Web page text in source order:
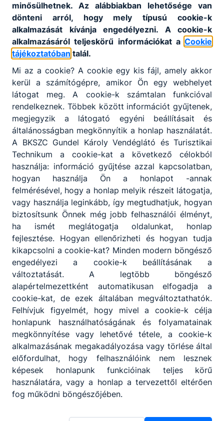
Iskolánk nem indít jelenleg
költségtérítéses tanfolyamokat. Így nem
tudunk kedvezményeket nyújtani.
További részletek:
Partnereink
minősülhetnek. Az alábbiakban lehetősége van
dönteni arról, hogy mely típusú cookie-k
alkalmazását kívánja engedélyezni. A cookie-k
alkalmazásáról teljeskörű információkat a Cookie
tájékoztatóban talál.
Mi az a cookie? A cookie egy kis fájl, amely akkor
kerül a számítógépre, amikor Ön egy webhelyet
látogat meg. A cookie-k számtalan funkcióval
rendelkeznek. Többek között információt gyűjtenek,
megjegyzik a látogató egyéni beállításait és
általánosságban megkönnyítik a honlap használatát.
A BKSZC Gundel Károly Vendéglátó és Turisztikai
Technikum a cookie-kat a következő célokból
használja: információ gyűjtése azzal kapcsolatban,
hogyan használja Ön a honlapot -annak
felmérésével, hogy a honlap melyik részeit látogatja,
vagy használja leginkább, így megtudhatjuk, hogyan
biztosítsunk Önnek még jobb felhasználói élményt,
ha ismét meglátogatja oldalunkat, honlap
fejlesztése. Hogyan ellenőrizheti és hogyan tudja
kikapcsolni a cookie-kat? Minden modern böngésző
engedélyezi a cookie-k beállításának a
változtatását. A legtöbb böngésző
alapértelmezettként automatikusan elfogadja a
cookie-kat, de ezek általában megváltoztathatók.
Felhívjuk figyelmét, hogy mivel a cookie-k célja
honlapunk használhatóságának és folyamatainak
megkönnyítése vagy lehetővé tétele, a cookie-k
alkalmazásának megakadályozása vagy törlése által
előfordulhat, hogy felhasználóink nem lesznek
képesek honlapunk funkcióinak teljes körű
használatára, vagy a honlap a tervezettől eltérően
fog működni böngészőjében.